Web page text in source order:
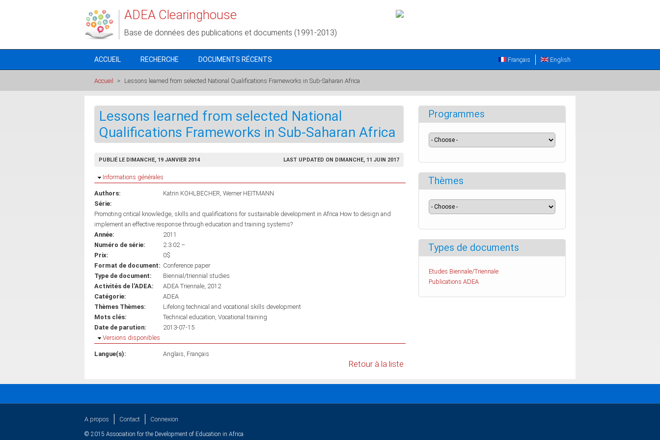
ADEA Clearinghouse
Base de données des publications et documents (1991-2013)
ACCUEIL RECHERCHE DOCUMENTS RÉCENTS English
Français
Accueil > Lessons learned from selected National Qualifications Frameworks in Sub-Saharan Africa
Lessons learned from selected National
Qualifications Frameworks in Sub-Saharan Africa
PUBLIÉ LE DIMANCHE, 19 JANVIER 2014 LAST UPDATED ON DIMANCHE, 11 JUIN 2017
Masquer
Informations générales
Authors: Katrin KOHLBECHER Werner HEITMANN
Série:
Promoting critical knowledge, skills and qualifications for sustainable development in Africa:How to design and
implement an effective response through education and training systems?
Année:
2011
Numéro de série:
2.3.02 –
Prix:
0$
Format de document: Conference paper
Type de document:
Biennial/triennial studies
Activités de l'ADEA:
ADEA Triennale, 2012
Catégorie:
ADEA
Thèmes Thèmes:
Lifelong technical and vocational skills development
Mots clés:
Technical education Vocational training
Date de parution:
2013-07-15
Masquer
Versions disponibles
Langue(s): Anglais Français
Retour à la liste
Programmes
Thèmes
Types de documents
Etudes Biennale/Triennale
Publications ADEA
A propos Contact Connexion
© 2015 Association for the Development of Education in Africa